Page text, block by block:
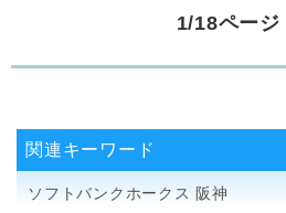
1/18ページ
関連キーワード
ソフトバンクホークス 阪神